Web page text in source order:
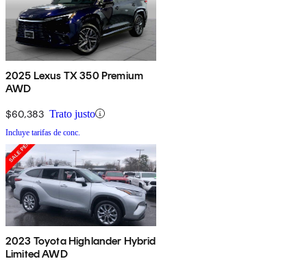
2025 Lexus TX 350 Premium
AWD
$60,383 Trato justo
Incluye tarifas de conc.
2023 Toyota Highlander Hybrid
Limited AWD